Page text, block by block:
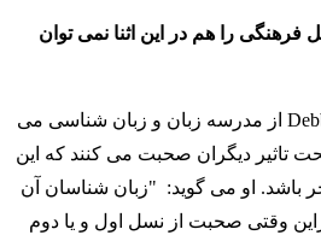
را هم در این اثنا نمی توان
دکتر دبی لوکس Debbie Loakes از مدرسه زبان و زبان شناسی می
تاثیر دیگران صحبت می کنند که این
باشد. او می گوید: "زبان شناسان آن
وقتی صحبت از نسل اول و یا دوم